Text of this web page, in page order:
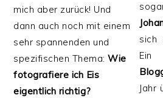
mich aber zurück! Und
dann auch noch mit einem
sehr spannenden und
spezifischen Thema:Wie
fotografiere ich Eis
eigentlich richtig?
sich
Ein
Jahr